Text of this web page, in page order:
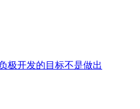
极开发的目标不是做出